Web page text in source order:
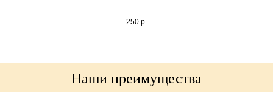
250 р.
Наши преимущества